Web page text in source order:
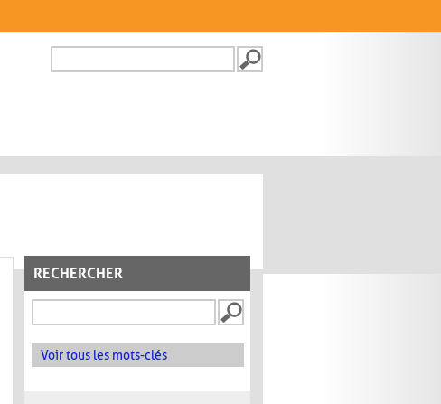
FORMULAIRE DE
RECHERCHER
Voir tous les mots-clés